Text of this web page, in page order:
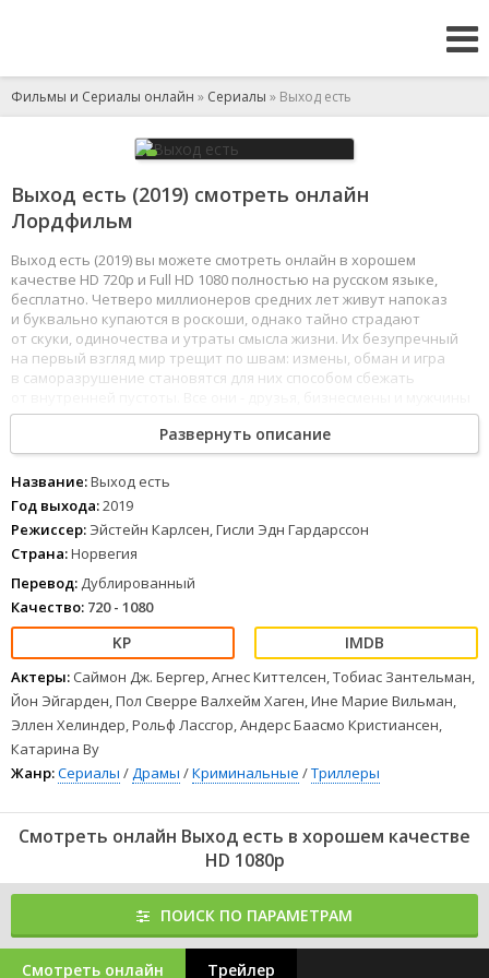
Фильмы и Сериалы онлайн » Сериалы » Выход есть
Выход есть (2019) смотреть онлайн
Лордфильм
Выход есть (2019) вы можете смотреть онлайн в хорошем
качестве HD 720p и Full HD 1080 полностью на русском языке,
бесплатно. Четверо миллионеров средних лет живут напоказ
и буквально купаются в роскоши, однако тайно страдают
от скуки, одиночества и утраты смысла жизни. Их безупречный
на первый взгляд мир трещит по швам: измены, обман и игра
в саморазрушение становятся для них способом сбежать
с внешне идеальными семьями - пытаются найти хоть какую-то
искренность в мире, где все задаются вопросом, сколько стоят
деньги.
И когда ставки окажутся слишком высоки, даже миллионы,
которыми обладают Адам, Хенрик, Вильям и Йеппе,
не гарантируют им никакого спасения.
1234 5 67 8
Развернуть описание
Название:Выход есть
Год выхода:2019
Режиссер: Эйстейн Карлсен, Гисли Эдн Гардарссон
Страна:Норвегия
Перевод: Дублированный
Качество: 720 - 1080
Актеры: Саймон Дж. Бергер, Агнес Киттелсен, Тобиас Зантельман,
Йон Эйгарден, Пол Сверре Валхейм Хаген, Ине Марие Вильман,
Эллен Хелиндер, Рольф Лассгор, Андерс Баасмо Кристиансен,
Катарина Ву
Жанр:Сериалы /Драмы /Криминальные /Триллеры
Смотреть онлайн Выход есть в хорошем качестве
HD 1080p
ПОИСК ПО ПАРАМЕТРАМ
Смотреть онлайн Трейлер